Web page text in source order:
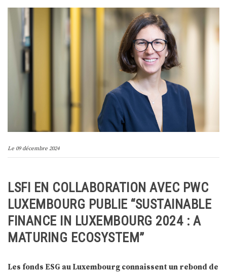
Le 09 décembre 2024
LSFI EN COLLABORATION AVEC PWC
LUXEMBOURG PUBLIE “SUSTAINABLE
FINANCE IN LUXEMBOURG 2024 : A
MATURING ECOSYSTEM”
Les fonds ESG au Luxembourg connaissent un rebond de